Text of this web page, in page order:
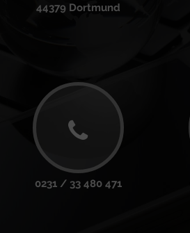
44379 Dortmund
0231 / 33 480 471